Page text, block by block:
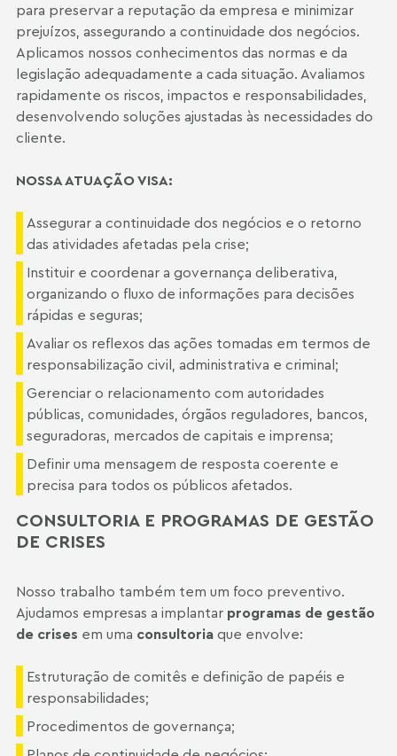
para preservar a reputação da empresa e minimizar
prejuízos, assegurando a continuidade dos negócios.
Aplicamos nossos conhecimentos das normas e da
legislação adequadamente a cada situação. Avaliamos
rapidamente os riscos, impactos e responsabilidades,
desenvolvendo soluções ajustadas às necessidades do
cliente.
NOSSA ATUAÇÃO VISA:
Assegurar a continuidade dos negócios e o retorno
das atividades afetadas pela crise;
Instituir e coordenar a governança deliberativa,
organizando o fluxo de informações para decisões
rápidas e seguras;
Avaliar os reflexos das ações tomadas em termos de
responsabilização civil, administrativa e criminal;
Gerenciar o relacionamento com autoridades
públicas, comunidades, órgãos reguladores, bancos,
seguradoras, mercados de capitais e imprensa;
Definir uma mensagem de resposta coerente e
precisa para todos os públicos afetados.
CONSULTORIA E PROGRAMAS DE GESTÃO
DE CRISES
Nosso trabalho também tem um foco preventivo.
Ajudamos empresas a implantar programas de gestão
de crises em uma consultoria que envolve:
Estruturação de comitês e definição de papéis e
responsabilidades;
Procedimentos de governança;